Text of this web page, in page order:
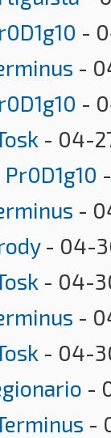
-
-
-
- 04-
Pr0D1g10
-
- 04-
- 04-
-
- 04-
-
-